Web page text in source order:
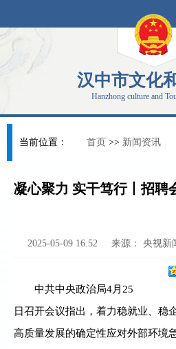
汉中市文化
Hanzhong culture and
当前位置： 首页 >> 新闻资讯
2025-05-09 16:52 来源： 央视新
中共中央政治局4月25
日召开会议指出，着力稳就业、稳
高质量发展的确定性应对外部环境